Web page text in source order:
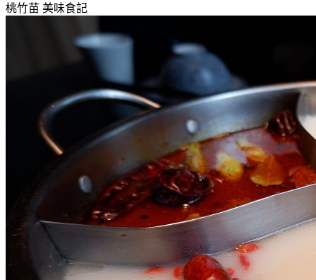
桃竹苗 美味食記